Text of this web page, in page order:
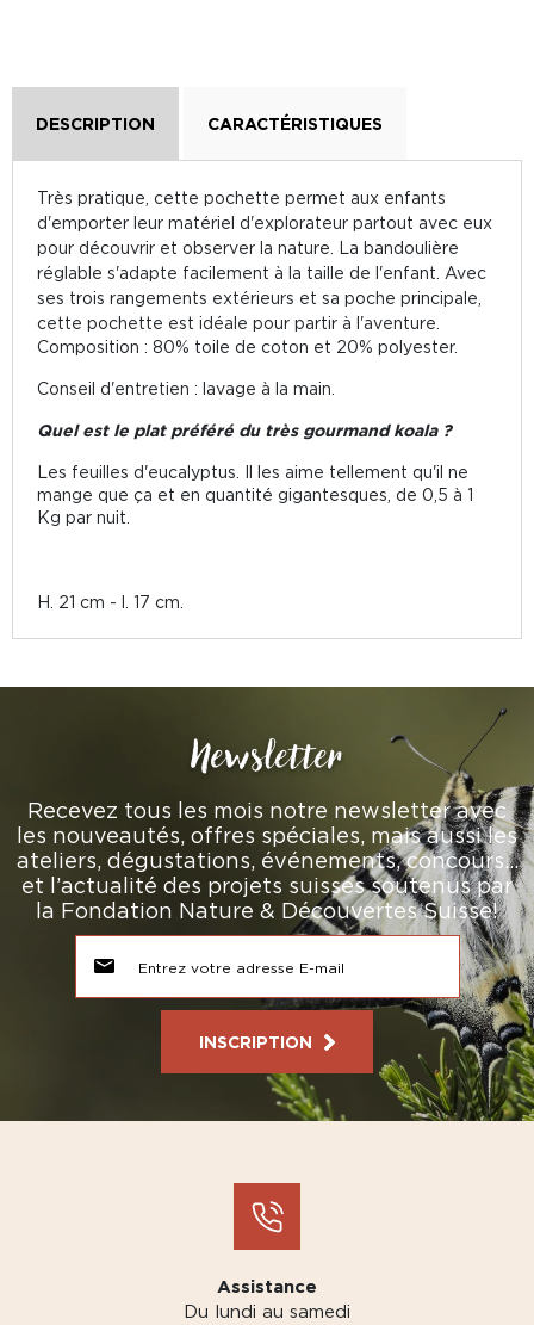
DESCRIPTION CARACTÉRISTIQUES
Très pratique, cette pochette permet aux enfants
d'emporter leur matériel d'explorateur partout avec eux
pour découvrir et observer la nature. La bandoulière
réglable s'adapte facilement à la taille de l'enfant. Avec
ses trois rangements extérieurs et sa poche principale,
cette pochette est idéale pour partir à l'aventure.
Composition : 80% toile de coton et 20% polyester.
Conseil d'entretien : lavage à la main.
Quel est le plat préféré du très gourmand koala ?
Les feuilles d'eucalyptus. Il les aime tellement qu'il ne
mange que ça et en quantité gigantesques, de 0,5 à 1
Kg par nuit.
H. 21 cm - l. 17 cm.
Newsletter
Recevez tous les mois notre newsletter avec
les nouveautés, offres spéciales, mais aussi les
ateliers, dégustations, événements, concours…
et l’actualité des projets suisses soutenus par
la Fondation Nature & Découvertes Suisse!
INSCRIPTION
Assistance
Du lundi au samedi